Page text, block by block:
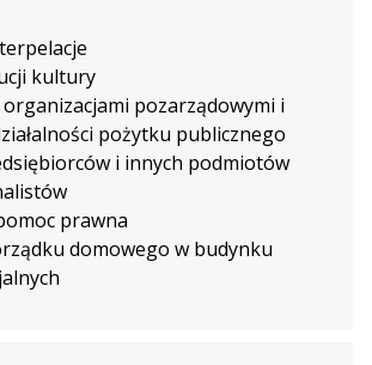
kultury
organizacjami pozarządowymi i
pożytku publicznego
i innych podmiotów
prawna
domowego w budynku